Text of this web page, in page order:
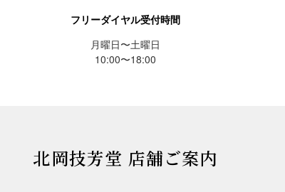
フリーダイヤル受付時間
月曜日〜土曜日
10:00〜18:00
北岡技芳堂 店舗ご案内